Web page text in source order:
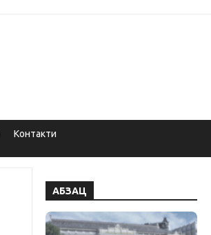
Контакти
АБЗАЦ